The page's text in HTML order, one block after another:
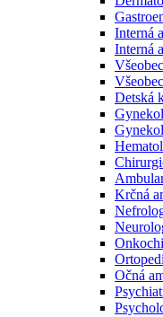
Interná
Interná
Detská
Krčná
Očná